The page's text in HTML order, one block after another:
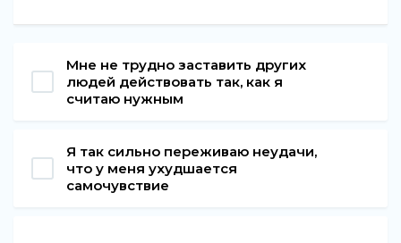
Мне не трудно заставить других
людей действовать так, как я
считаю нужным
Я так сильно переживаю неудачи,
что у меня ухудшается
самочувствие